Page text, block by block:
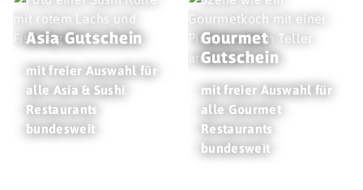
Asia Gutschein
mit freier Auswahl für
alle Asia & Sushi
Restaurants
bundesweit
Gourmet
Gutschein
mit freier Auswahl für
alle Gourmet
Restaurants
bundesweit